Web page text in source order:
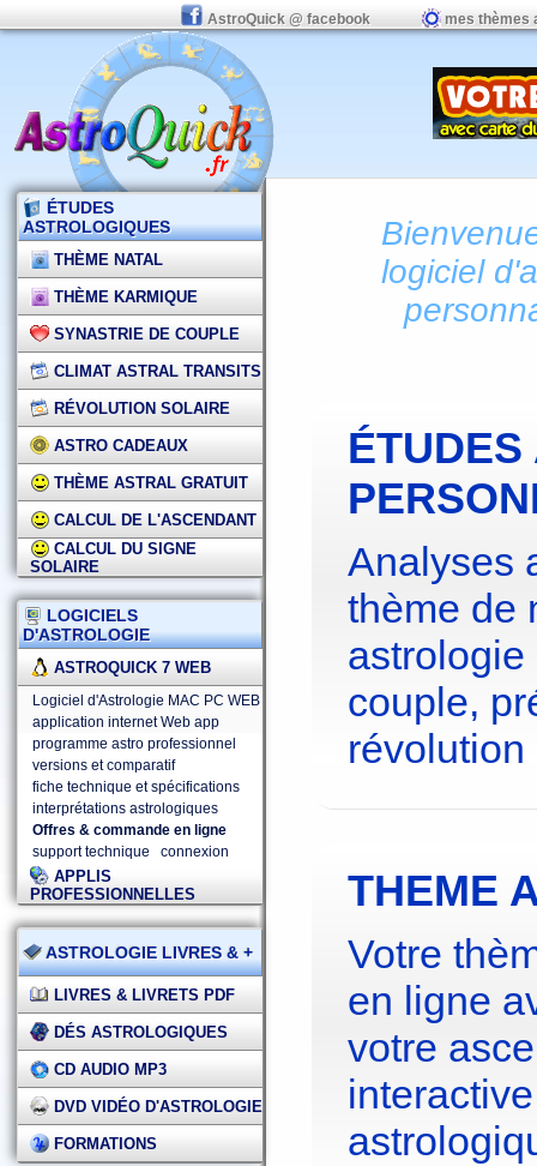
AstroQuick @ facebook mes thèmes
ÉTUDES
ASTROLOGIQUES
THÈME NATAL
THÈME KARMIQUE
SYNASTRIE DE COUPLE
CLIMAT ASTRAL TRANSITS
RÉVOLUTION SOLAIRE
ASTRO CADEAUX
THÈME ASTRAL GRATUIT
CALCUL DE L'ASCENDANT
CALCUL DU SIGNE
SOLAIRE
LOGICIELS
D'ASTROLOGIE
ASTROQUICK 7 WEB
Logiciel d'Astrologie MAC PC WEB
application internet Web app
programme astro professionnel
versions et comparatif
fiche technique et spécifications
interprétations astrologiques
Offres & commande en ligne
support technique
connexion
APPLIS
PROFESSIONNELLES
ASTROLOGIE LIVRES & +
LIVRES & LIVRETS PDF
DÉS ASTROLOGIQUES
CD AUDIO MP3
DVD VIDÉO D'ASTROLOGIE
FORMATIONS
logiciel
Analyses
thème de
couple,
THEME
Votre
en ligne
votre